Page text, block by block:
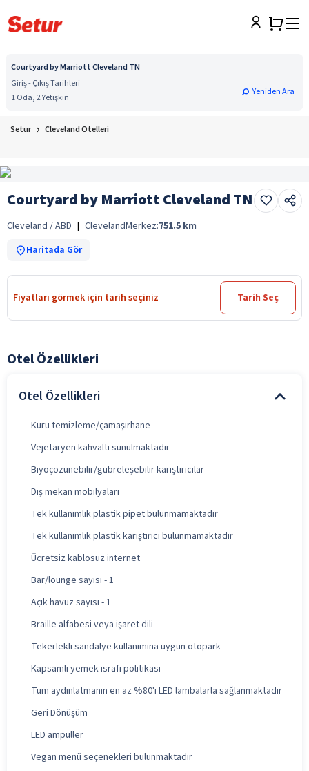
Courtyard by Marriott Cleveland TN
Giriş - Çıkış Tarihleri
1 Oda, 2 Yetişkin
Yeniden Ara
Setur Cleveland Otelleri
Courtyard by Marriott Cleveland TN
Cleveland / ABD | ClevelandMerkez:751.5 km
Haritada Gör
Fiyatları görmek için tarih seçiniz Tarih Seç
Otel Özellikleri
Otel Özellikleri
Kuru temizleme/çamaşırhane
Vejetaryen kahvaltı sunulmaktadır
Biyoçözünebilir/gübreleşebilir karıştırıcılar
Dış mekan mobilyaları
Tek kullanımlık plastik pipet bulunmamaktadır
Tek kullanımlık plastik karıştırıcı bulunmamaktadır
Ücretsiz kablosuz internet
Bar/lounge sayısı - 1
Açık havuz sayısı - 1
Braille alfabesi veya işaret dili
Tekerlekli sandalye kullanımına uygun otopark
Kapsamlı yemek israfı politikası
Tüm aydınlatmanın en az %80'i LED lambalarla sağlanmaktadır
Geri Dönüşüm
LED ampuller
Vegan menü seçenekleri bulunmaktadır